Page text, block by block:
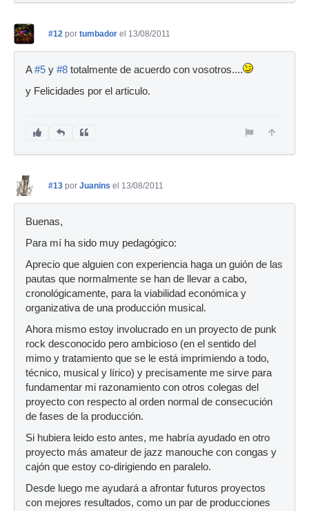
#12 por tumbador el 13/08/2011
A#5 y #8 totalmente de acuerdo con vosotros....
y Felicidades por el articulo.
#13 por Juanins el 13/08/2011
Buenas,
Para mí ha sido muy pedagógico:
Aprecio que alguien con experiencia haga un guión de las
pautas que normalmente se han de llevar a cabo,
cronológicamente, para la viabilidad económica y
organizativa de una producción musical.
Ahora mismo estoy involucrado en un proyecto de punk
rock desconocido pero ambicioso (en el sentido del
mimo y tratamiento que se le está imprimiendo a todo,
técnico, musical y lírico) y precisamente me sirve para
fundamentar mi razonamiento con otros colegas del
proyecto con respecto al orden normal de consecución
de fases de la producción.
Si hubiera leido esto antes, me habría ayudado en otro
proyecto más amateur de jazz manouche con congas y
cajón que estoy co-dirigiendo en paralelo.
Desde luego me ayudará a afrontar futuros proyectos
con mejores resultados, como un par de producciones